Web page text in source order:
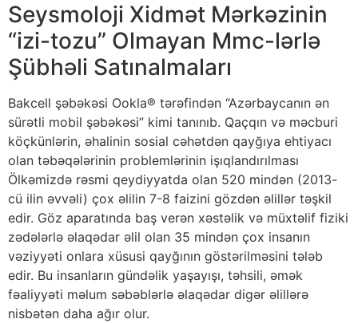
Seysmoloji Xidmət Mərkəzinin
“izi-tozu” Olmayan Mmc-lərlə
Şübhəli Satınalmaları
Bakcell şəbəkəsi Ookla® tərəfindən “Azərbaycanın ən
sürətli mobil şəbəkəsi” kimi tanınıb. Qaçqın və məcburi
köçkünlərin, əhalinin sosial cəhətdən qayğıya ehtiyacı
olan təbəqələrinin problemlərinin işıqlandırılması
Ölkəmizdə rəsmi qeydiyyatda olan 520 mindən (2013-
cü ilin əvvəli) çox əlilin 7-8 faizini gözdən əlillər təşkil
edir. Göz aparatında baş verən xəstəlik və müxtəlif fiziki
zədələrlə əlaqədar əlil olan 35 mindən çox insanın
vəziyyəti onlara xüsusi qayğının göstərilməsini tələb
edir. Bu insanların gündəlik yaşayışı, təhsili, əmək
fəaliyyəti məlum səbəblərlə əlaqədar digər əlillərə
nisbətən daha ağır olur.